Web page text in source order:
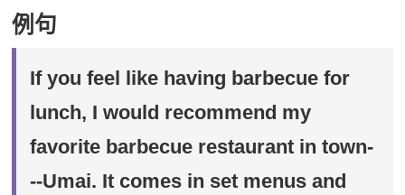
例句
If you feel like having barbecue for
lunch, I would recommend my
favorite barbecue restaurant in town-
--Umai. It comes in set menus and